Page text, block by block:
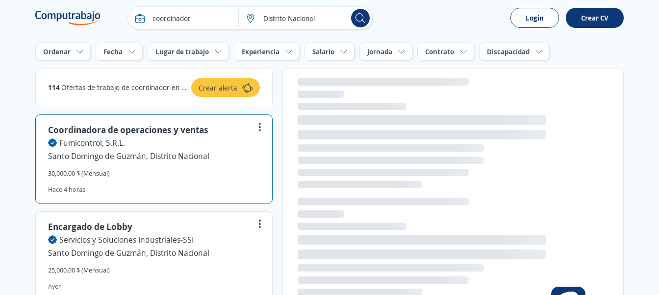
Login Crear CV
Ordenar Fecha Lugar de trabajo Experiencia Salario Jornada Contrato Discapacidad
114Ofertas de trabajo de coordinador en Distrito Nacional Crear alerta
Coordinadora de operaciones y ventas
Fumicontrol, S.R.L.
Santo Domingo de Guzmán, Distrito Nacional
30,000.00 $ (Mensual)
Hace 4 horas
Encargado de Lobby
Servicios y Soluciones Industriales-SSI
Santo Domingo de Guzmán, Distrito Nacional
25,000.00 $ (Mensual)
Ayer